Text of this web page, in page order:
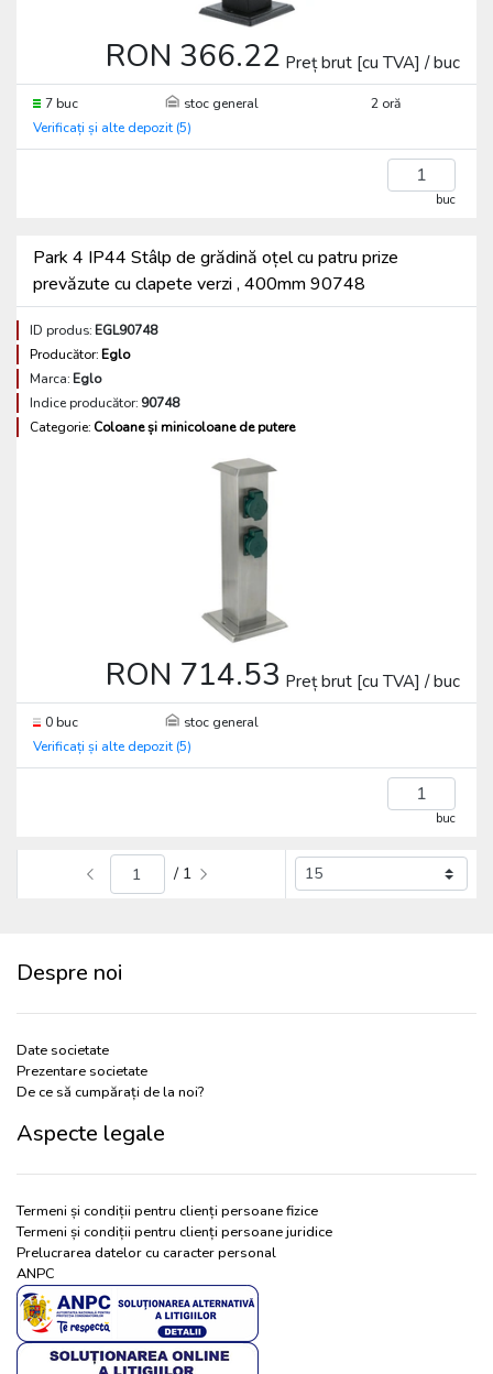
RON 366.22 Preț brut [cu TVA] / buc
7 buc stoc general
2 oră
Verificați și alte depozit (5)
buc
Park 4 IP44 Stâlp de grădină oțel cu patru prize
prevăzute cu clapete verzi , 400mm 90748
ID produs:EGL90748
Producător:Eglo
Marca:Eglo
Indice producător: 90748
Categorie: Coloane și minicoloane de putere
RON 714.53 Preț brut [cu TVA] / buc
0 buc
stoc general
Verificați și alte depozit (5)
buc
/ 1
Despre noi
Date societate
Prezentare societate
De ce să cumpărați de la noi?
Aspecte legale
Termeni și condiții pentru clienți persoane fizice
Termeni și condiții pentru clienți persoane juridice
Prelucrarea datelor cu caracter personal
ANPC